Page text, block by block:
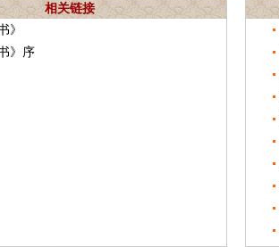
相关链接
》
》序